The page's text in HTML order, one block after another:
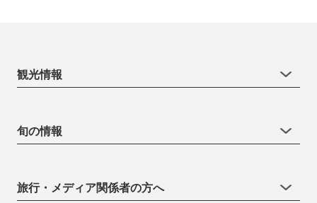
観光情報
旬の情報
旅行・メディア関係者の方へ